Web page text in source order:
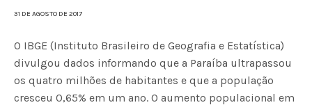
31 DE AGOSTO DE 2017
O IBGE (Instituto Brasileiro de Geografia e Estatística)
divulgou dados informando que a Paraíba ultrapassou
os quatro milhões de habitantes e que a população
cresceu 0,65% em um ano. O aumento populacional em